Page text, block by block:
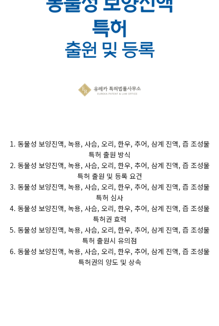
1. 동물성 보양진액, 녹용, 사슴, 오리, 한우, 추어, 삼계 진액, 즙 조성물
특허 출원 방식
2. 동물성 보양진액, 녹용, 사슴, 오리, 한우, 추어, 삼계 진액, 즙 조성물
특허 출원 및 등록 요건
3. 동물성 보양진액, 녹용, 사슴, 오리, 한우, 추어, 삼계 진액, 즙 조성물
특허 심사
4. 동물성 보양진액, 녹용, 사슴, 오리, 한우, 추어, 삼계 진액, 즙 조성물
특허권 효력
5. 동물성 보양진액, 녹용, 사슴, 오리, 한우, 추어, 삼계 진액, 즙 조성물
특허 출원시 유의점
6. 동물성 보양진액, 녹용, 사슴, 오리, 한우, 추어, 삼계 진액, 즙 조성물
특허권의 양도 및 상속